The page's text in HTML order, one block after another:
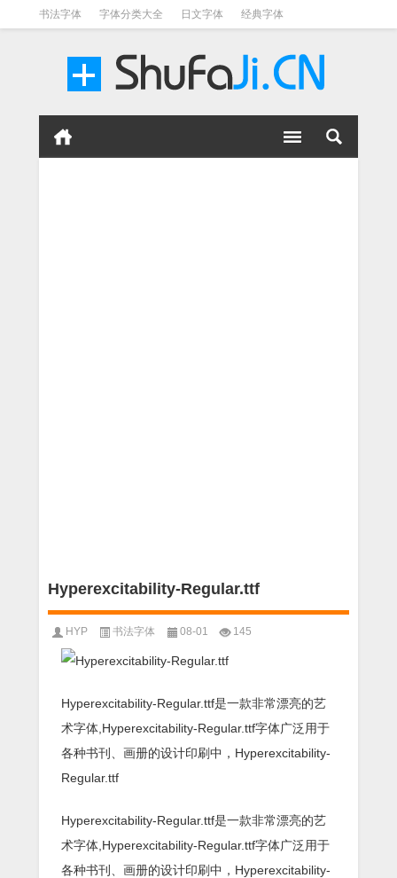
书法字体 字体分类大全 日文字体 经典字体
Hyperexcitability-Regular.ttf
HYP 书法字体 08-01 145
Hyperexcitability-Regular.ttf是一款非常漂亮的艺
术字体,Hyperexcitability-Regular.ttf字体广泛用于
各种书刊、画册的设计印刷中，Hyperexcitability-
Regular.ttf
Hyperexcitability-Regular.ttf是一款非常漂亮的艺
术字体,Hyperexcitability-Regular.ttf字体广泛用于
各种书刊、画册的设计印刷中，Hyperexcitability-